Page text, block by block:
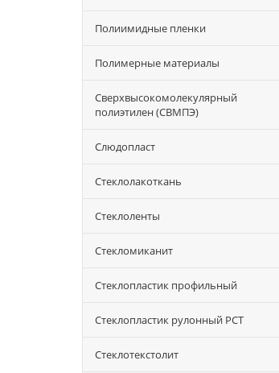
Полиимидные пленки
Полимерные материалы
Сверхвысокомолекулярный
полиэтилен (СВМПЭ)
Слюдопласт
Стеклолакоткань
Стеклоленты
Стекломиканит
Стеклопластик профильный
Стеклопластик рулонный РСТ
Стеклотекстолит